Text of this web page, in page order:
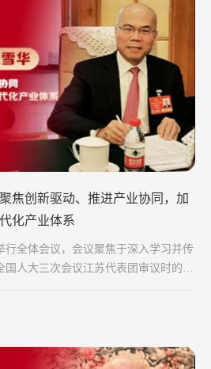
焦创新驱动、推进产业协同，加
化产业体系
行全体会议，会议聚焦于深入学习并传
国人大三次会议江苏代表团审议时的重